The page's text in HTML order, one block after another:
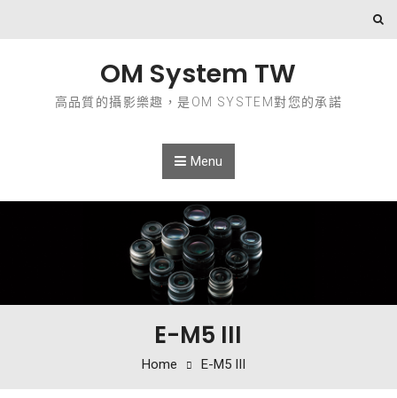
OM System TW
高品質的攝影樂趣，是OM SYSTEM對您的承諾
Menu
E-M5 III
Home E-M5 III